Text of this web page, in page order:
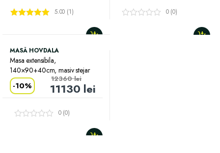
5.00 (1) 0 (0)
MASĂ HOVDALA
Masa extensibila,
140×90+40cm, masiv stejar
-10% 11130 lei
12360lei
0 (0)